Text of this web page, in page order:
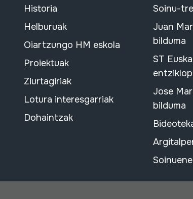
Historia
Helburuak
Oiartzungo HM eskola
Proiektuak
Ziurtagiriak
Lotura interesgarriak
Dohaintzak
Soinu-
Juan
bilduma
ST
Jose
bilduma